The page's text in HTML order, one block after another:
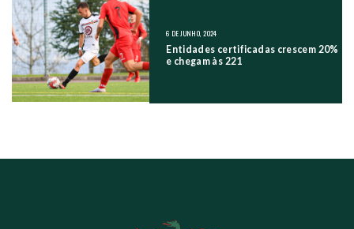
6 DE JUNHO, 2024
Entidades certificadas crescem 20%
e chegam às 221